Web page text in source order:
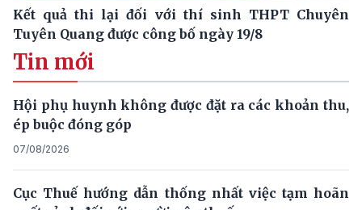
Kết quả thi lại đối với thí sinh THPT Chuyên
Tuyên Quang được công bố ngày 19/8
Tin mới
Hội phụ huynh không được đặt ra các khoản thu,
ép buộc đóng góp
07/08/2026
Cục Thuế hướng dẫn thống nhất việc tạm hoãn